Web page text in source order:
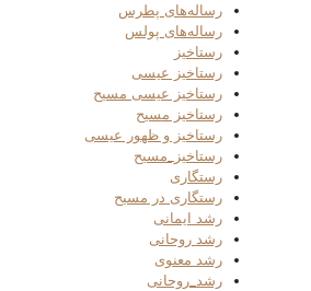
رساله‌های پطرس
رساله‌های پولس
رستاخیز
رستاخیز عیسی
رستاخیز عیسی مسیح
رستاخیز مسیح
رستاخیز و ظهور عیسی
رستاخیز_مسیح
رستگاری
رستگاری در مسیح
رشد ایمانی
رشد روحانی
رشد معنوی
رشد_روحانی